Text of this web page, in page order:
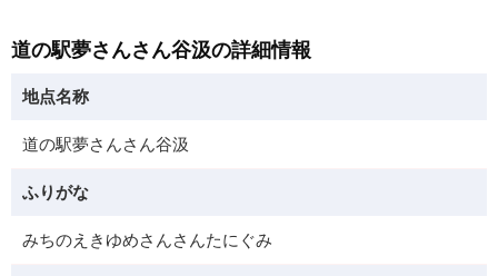
道の駅夢さんさん谷汲の詳細情報
地点名称
道の駅夢さんさん谷汲
ふりがな
みちのえきゆめさんさんたにぐみ